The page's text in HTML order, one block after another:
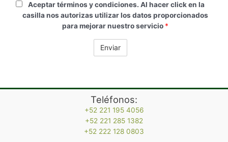
Aceptar términos y condiciones. Al hacer click en la
casilla nos autorizas utilizar los datos proporcionados
para mejorar nuestro servicio *
Teléfonos:
+52 221 195 4056
+52 221 285 1382
+52 222 128 0803